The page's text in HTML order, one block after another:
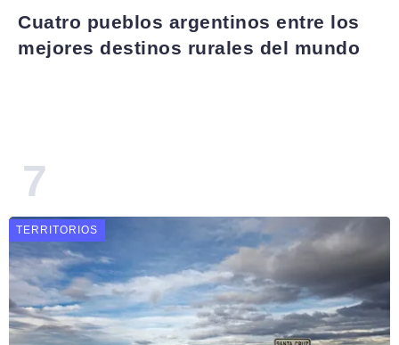
Cuatro pueblos argentinos entre los
mejores destinos rurales del mundo
TERRITORIOS